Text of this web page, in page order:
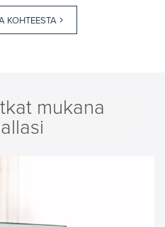
KOHTEESTA
mukana